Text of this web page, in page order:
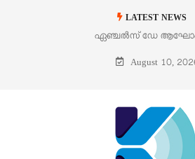
LATEST NEWS
ഡേ ആഘോഷിച്ചു ഓഗസ്റ്റ് 9 –
ബെനഡിക്ട
August 10,